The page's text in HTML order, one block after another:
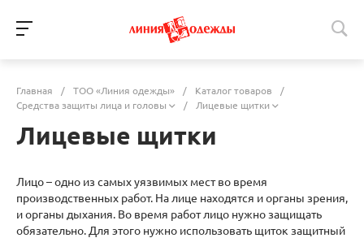
Главная / ТОО «Линия одежды» / Каталог товаров
/
Средства защиты лица и головы
/ Лицевые щитки
Лицевые щитки
Лицо – одно из самых уязвимых мест во время
производственных работ. На лице находятся и органы зрения,
и органы дыхания. Во время работ лицо нужно защищать
обязательно. Для этого нужно использовать щиток защитный